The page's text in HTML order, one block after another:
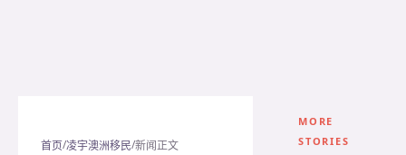
首页/凌宇澳洲移民/新闻正文
MORE
STORIES